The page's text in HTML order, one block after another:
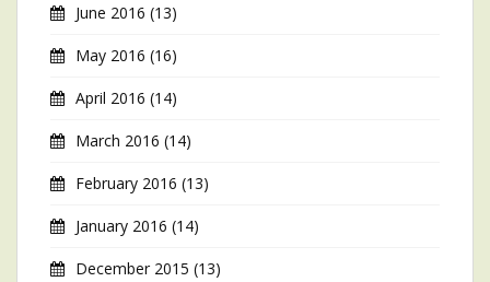
June 2016 (13)
May 2016 (16)
April 2016 (14)
March 2016 (14)
February 2016 (13)
January 2016 (14)
December 2015 (13)